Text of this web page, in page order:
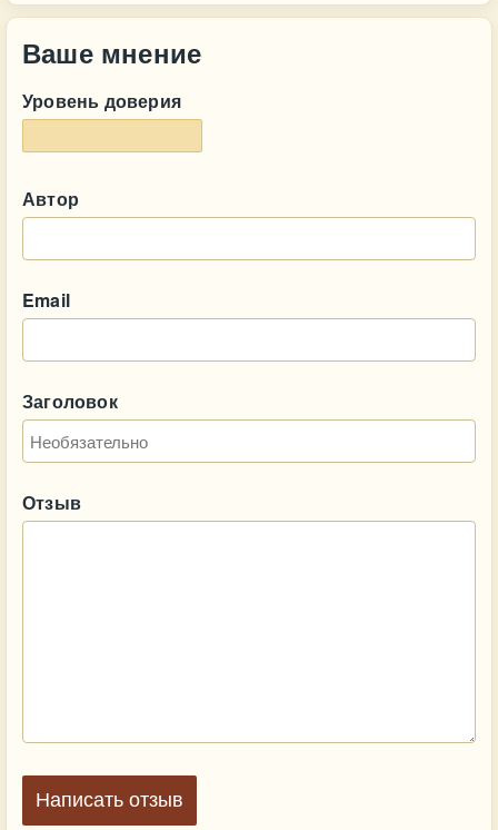
Ваше мнение
Уровень доверия
Автор
Email
Заголовок
Отзыв
Написать отзыв